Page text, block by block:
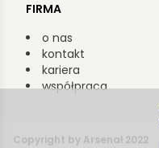
FIRMA
o nas
kontakt
kariera
współpraca
Copyright by Arsenał 2022